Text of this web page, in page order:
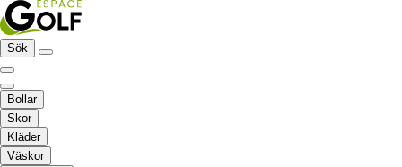
Sök
Bollar
Skor
Kläder
Väskor